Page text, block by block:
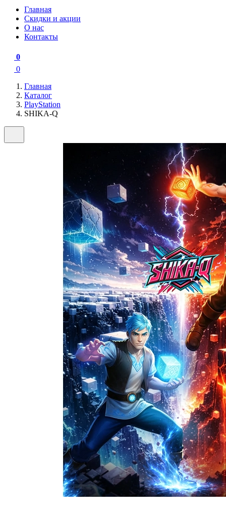
Главная
Скидки и акции
О нас
Контакты
0
0
Главная
Каталог
PlayStation
SHIKA-Q